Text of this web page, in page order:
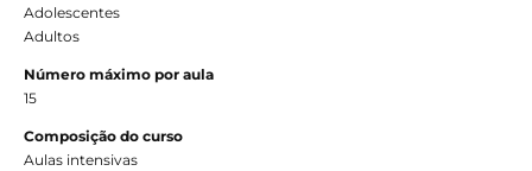
Adolescentes
Adultos
Número máximo por aula
15
Composição do curso
Aulas intensivas